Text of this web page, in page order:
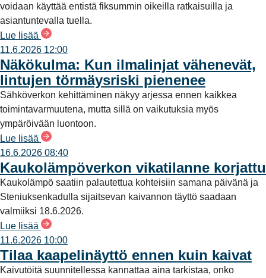
voidaan käyttää entistä fiksummin oikeilla ratkaisuilla ja
asiantuntevalla tuella.
Lue lisää
11.6.2026 12:00
Näkökulma: Kun ilmalinjat vähenevät,
lintujen törmäysriski pienenee
Sähköverkon kehittäminen näkyy arjessa ennen kaikkea
toimintavarmuutena, mutta sillä on vaikutuksia myös
ympäröivään luontoon.
Lue lisää
16.6.2026 08:40
Kaukolämpöverkon vikatilanne korjattu
Kaukolämpö saatiin palautettua kohteisiin samana päivänä ja
Steniuksenkadulla sijaitsevan kaivannon täyttö saadaan
valmiiksi 18.6.2026.
Lue lisää
11.6.2026 10:00
Tilaa kaapelinäyttö ennen kuin kaivat
Kaivutöitä suunnitellessa kannattaa aina tarkistaa, onko